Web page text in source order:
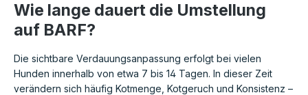
Wie lange dauert die Umstellung
auf BARF?
Die sichtbare Verdauungsanpassung erfolgt bei vielen
Hunden innerhalb von etwa 7 bis 14 Tagen. In dieser Zeit
verändern sich häufig Kotmenge, Kotgeruch und Konsistenz –